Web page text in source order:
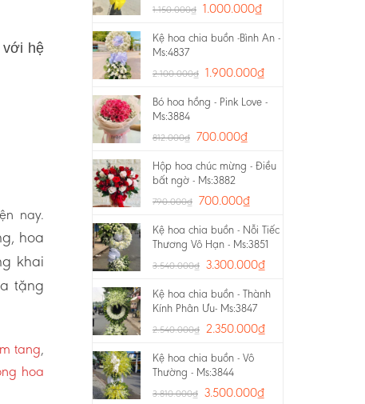
với hệ
nay.
hoa
khai
tặng
tang,
hoa
1.150.000₫ 1.000.000₫
Kệ hoa chia buồn -Bình An -
Ms:4837
2.100.000₫ 1.900.000₫
Bó hoa hồng - Pink Love -
Ms:3884
812.000₫ 700.000₫
Hộp hoa chúc mừng - Điều
bất ngờ - Ms:3882
790.000₫ 700.000₫
Kệ hoa chia buồn - Nỗi Tiếc
Thương Vô Hạn - Ms:3851
3.540.000₫ 3.300.000₫
Kệ hoa chia buồn - Thành
Kính Phân Ưu- Ms:3847
2.540.000₫ 2.350.000₫
Kệ hoa chia buồn - Vô
Thường - Ms:3844
3.810.000₫ 3.500.000₫